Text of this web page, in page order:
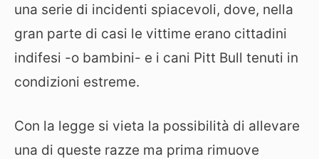
una serie di incidenti spiacevoli, dove, nella
gran parte di casi le vittime erano cittadini
indifesi -o bambini- e i cani Pitt Bull tenuti in
condizioni estreme.
Con la legge si vieta la possibilità di allevare
una di queste razze ma prima rimuove